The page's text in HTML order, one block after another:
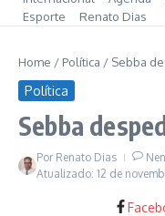
Esporte
Renato Dias
Home / Política / Sebba
Política
Sebba
Por Renato Dias
Atualizado: 12 de